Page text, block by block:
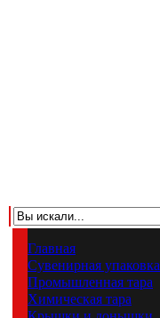
Главная
Сувенирная упаковка
Промышленная тара
Химическая тара